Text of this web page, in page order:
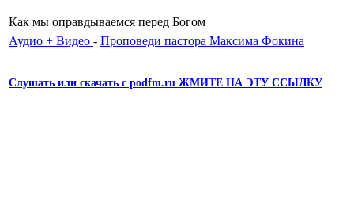
Как мы оправдываемся перед Богом
Аудио + Видео - Проповеди пастора Максима Фокина
Слушать или скачать с podfm.ru ЖМИТЕ НА ЭТУ ССЫЛКУ